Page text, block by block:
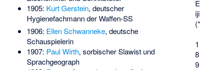
E
iji
(*
1
8
9
1905: Kurt Gerstein, deutscher
Hygienefachmann der Waffen-SS
1906: Ellen Schwanneke, deutsche
Schauspielerin
1907: Paul Wirth, sorbischer Slawist und
Sprachgeograph